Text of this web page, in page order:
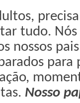
tudo. Nós
nossos
para
Nosso